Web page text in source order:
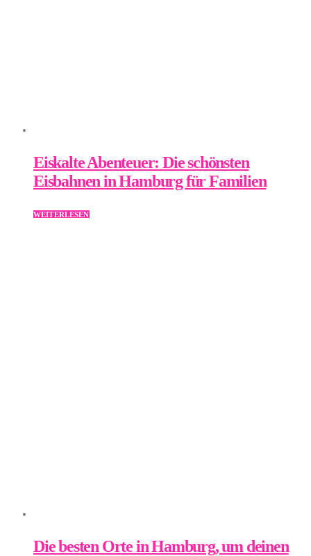
Eiskalte Abenteuer: Die schönsten
Eisbahnen in Hamburg für Familien
WEITERLESEN
Die besten Orte in Hamburg, um deinen